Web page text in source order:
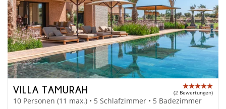
VILLA TAMURAH (2 Bewertungen)
10 Personen (11 max.) • 5 Schlafzimmer • 5 Badezimmer